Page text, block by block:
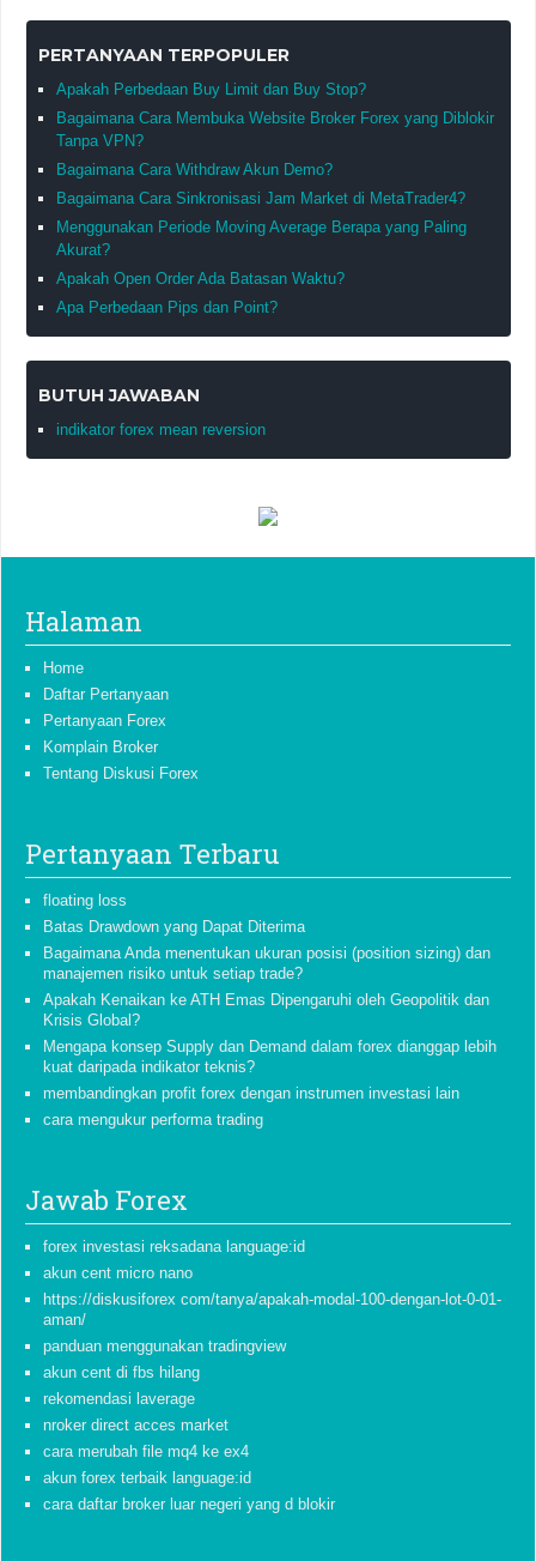
PERTANYAAN TERPOPULER
Apakah Perbedaan Buy Limit dan Buy Stop?
Bagaimana Cara Membuka Website Broker Forex yang Diblokir
Tanpa VPN?
Bagaimana Cara Withdraw Akun Demo?
Bagaimana Cara Sinkronisasi Jam Market di MetaTrader4?
Menggunakan Periode Moving Average Berapa yang Paling
Akurat?
Apakah Open Order Ada Batasan Waktu?
Apa Perbedaan Pips dan Point?
BUTUH JAWABAN
indikator forex mean reversion
Halaman
Home
Daftar Pertanyaan
Pertanyaan Forex
Komplain Broker
Tentang Diskusi Forex
Pertanyaan Terbaru
floating loss
Batas Drawdown yang Dapat Diterima
Bagaimana Anda menentukan ukuran posisi (position sizing) dan
manajemen risiko untuk setiap trade?
Apakah Kenaikan ke ATH Emas Dipengaruhi oleh Geopolitik dan
Krisis Global?
Mengapa konsep Supply dan Demand dalam forex dianggap lebih
kuat daripada indikator teknis?
membandingkan profit forex dengan instrumen investasi lain
cara mengukur performa trading
Jawab Forex
forex investasi reksadana language:id
akun cent micro nano
https://diskusiforex com/tanya/apakah-modal-100-dengan-lot-0-01-
aman/
panduan menggunakan tradingview
akun cent di fbs hilang
rekomendasi laverage
nroker direct acces market
cara merubah file mq4 ke ex4
akun forex terbaik language:id
cara daftar broker luar negeri yang d blokir